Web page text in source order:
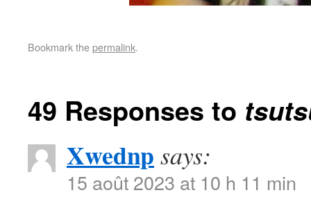
Bookmark thepermalink.
49 Responses to
Xwednp says:
15 août 2023 at 10 h 11 min